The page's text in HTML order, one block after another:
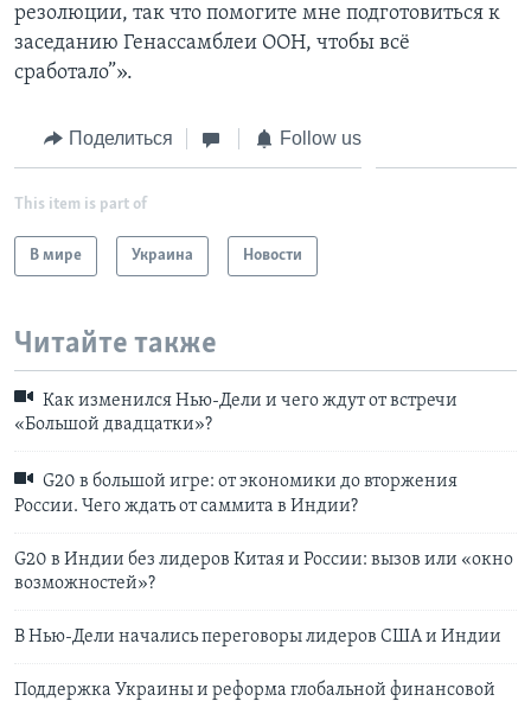
резолюции, так что помогите мне подготовиться к
заседанию Генассамблеи ООН, чтобы всё
сработало”».
Поделиться Follow us
This item is part of
В мире Украина Новости
Читайте также
Как изменился Нью-Дели и чего ждут от встречи
«Большой двадцатки»?
G20 в большой игре: от экономики до вторжения
России. Чего ждать от саммита в Индии?
G20 в Индии без лидеров Китая и России: вызов или «окно
возможностей»?
В Нью-Дели начались переговоры лидеров США и Индии
Поддержка Украины и реформа глобальной финансовой